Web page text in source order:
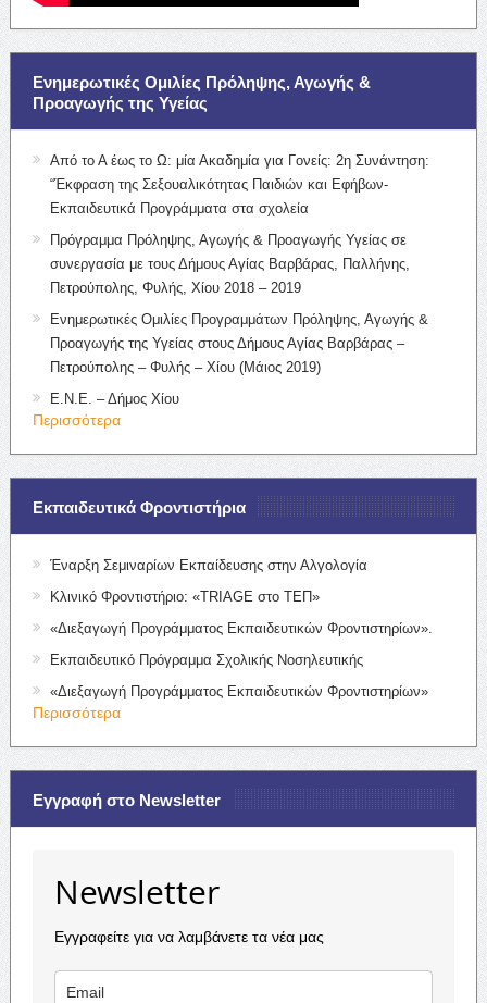
Ενημερωτικές Ομιλίες Πρόληψης, Αγωγής &
Προαγωγής της Υγείας
Από το Α έως το Ω: μία Ακαδημία για Γονείς: 2η Συνάντηση:
“Έκφραση της Σεξουαλικότητας Παιδιών και Εφήβων-
Εκπαιδευτικά Προγράμματα στα σχολεία
Πρόγραμμα Πρόληψης, Αγωγής & Προαγωγής Υγείας σε
συνεργασία με τους Δήμους Αγίας Βαρβάρας, Παλλήνης,
Πετρούπολης, Φυλής, Χίου 2018 – 2019
Ενημερωτικές Ομιλίες Προγραμμάτων Πρόληψης, Αγωγής &
Προαγωγής της Υγείας στους Δήμους Αγίας Βαρβάρας –
Πετρούπολης – Φυλής – Χίου (Μάιος 2019)
Ε.Ν.Ε. – Δήμος Χίου
Περισσότερα
Εκπαιδευτικά Φροντιστήρια
Έναρξη Σεμιναρίων Εκπαίδευσης στην Αλγολογία
Κλινικό Φροντιστήριο: «TRIAGE στο ΤΕΠ»
«Διεξαγωγή Προγράμματος Εκπαιδευτικών Φροντιστηρίων».
Εκπαιδευτικό Πρόγραμμα Σχολικής Νοσηλευτικής
«Διεξαγωγή Προγράμματος Εκπαιδευτικών Φροντιστηρίων»
Περισσότερα
Εγγραφή στο Newsletter
Newsletter
Εγγραφείτε για να λαμβάνετε τα νέα μας